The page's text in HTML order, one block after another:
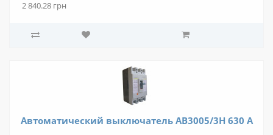
2 840.28 грн
Автоматический выключатель АВ3005/3Н 630 А